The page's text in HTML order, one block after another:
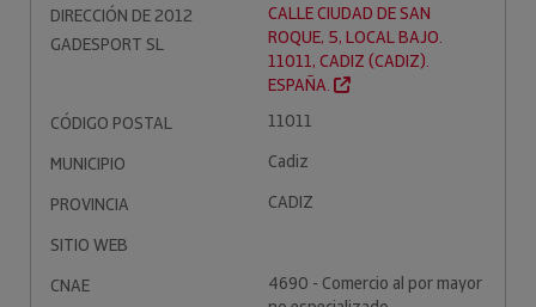
DIRECCIÓN DE 2012
GADESPORT SL
CALLE CIUDAD DE SAN
ROQUE, 5, LOCAL BAJO.
11011, CADIZ (CADIZ).
ESPAÑA.
CÓDIGO POSTAL
11011
MUNICIPIO
Cadiz
PROVINCIA
CADIZ
SITIO WEB
CNAE
4690 - Comercio al por mayor